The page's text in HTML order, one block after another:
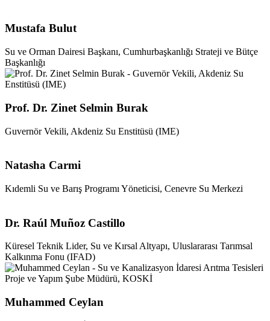
Mustafa Bulut
Su ve Orman Dairesi Başkanı, Cumhurbaşkanlığı Strateji ve Bütçe
Başkanlığı
Prof. Dr. Zinet Selmin Burak
Guvernör Vekili, Akdeniz Su Enstitüsü (IME)
Natasha Carmi
Kıdemli Su ve Barış Programı Yöneticisi, Cenevre Su Merkezi
Dr. Raúl Muñoz Castillo
Küresel Teknik Lider, Su ve Kırsal Altyapı, Uluslararası Tarımsal
Kalkınma Fonu (IFAD)
Muhammed Ceylan